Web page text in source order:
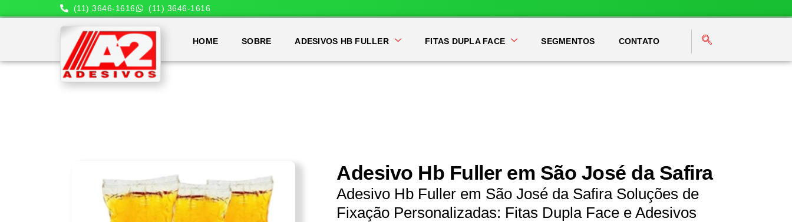
(11) 3646-1616 (11) 3646-1616
HOME SOBRE ADESIVOS HB FULLER FITAS DUPLA FACE SEGMENTOS CONTATO
Adesivo Hb Fuller em São José da Safira
Adesivo Hb Fuller em São José da Safira Soluções de
Fixação Personalizadas: Fitas Dupla Face e Adesivos